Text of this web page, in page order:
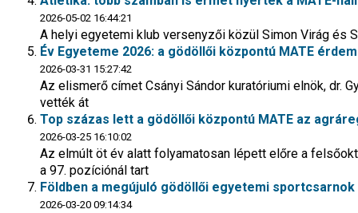
2026-05-02 16:44:21
A helyi egyetemi klub versenyzői közül Simon Virág és
Év Egyeteme 2026: a gödöllői központú MATE
2026-03-31 15:27:42
Az elismerő címet Csányi Sándor kuratóriumi elnök, dr.
vették át
Top százas lett a gödöllői központú MATE az
2026-03-25 16:10:02
Az elmúlt öt év alatt folyamatosan lépett előre a
a 97. pozíciónál tart
Földben a megújuló gödöllői egyetemi
2026-03-20 09:14:34